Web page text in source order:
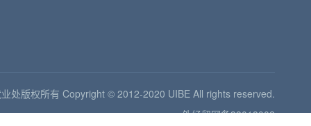
处版权所有 Copyright © 2012-2020 UIBE All rights reserved.
外经贸网备33018002